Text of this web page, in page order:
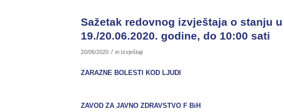
Sažetak redovnog izvještaja o stanju
19./20.06.2020. godine, do 10:00 sati
20/06/2020 / in Izvještaji
ZARAZNE BOLESTI KOD LJUDI
ZAVOD ZA JAVNO ZDRAVSTVO F BiH